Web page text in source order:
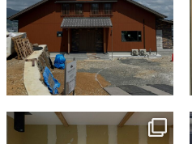
tomohouseinc